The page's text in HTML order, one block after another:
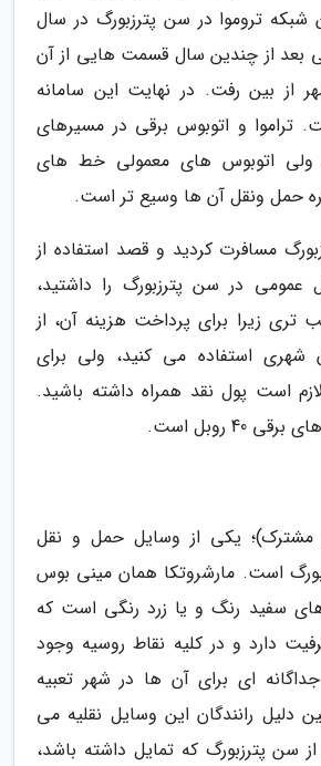
شبکه تروموا در سن پترزبورگ در سال
ولی بعد از چندین سال قسمت هایی از آن
از بین رفت. در نهایت این سامانه
است. تراموا و اتوبوس برقی در مسیرهای
اتوبوس های معمولی خط های
حمل ونقل آن ها وسیع تر است.
مسافرت کردید و قصد استفاده از
در سن پترزبورگ را داشتید،
تری زیرا برای پرداخت هزینه آن، از
شهری استفاده می کنید، ولی برای
است پول نقد همراه داشته باشید.
روبل است.
مشترک)؛ یکی از وسایل حمل و نقل
است. مارشروتکا همان مینی بوس
سفید رنگ و یا زرد رنگی است که
20 نفر ظرفیت دارد و در کلیه نقاط روسیه وجود
ای برای آن ها در شهر تعبیه
دلیل رانندگان این وسایل نقلیه می
سن پترزبورگ که تمایل داشته باشد،